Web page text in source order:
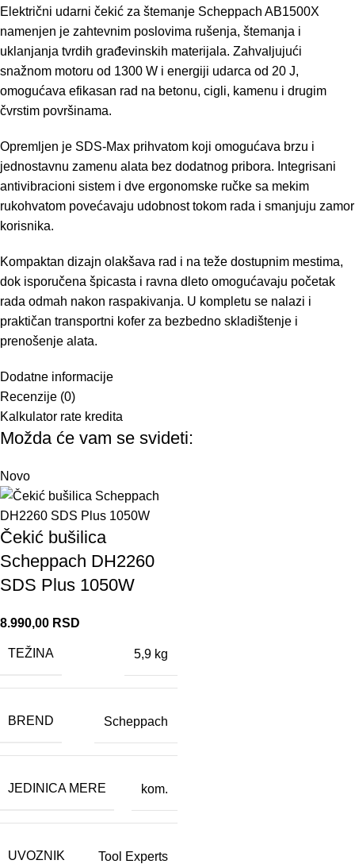
Električni udarni čekić za štemanje Scheppach AB1500X
namenjen je zahtevnim poslovima rušenja, štemanja i
uklanjanja tvrdih građevinskih materijala. Zahvaljujući
snažnom motoru od 1300 W i energiji udarca od 20 J,
omogućava efikasan rad na betonu, cigli, kamenu i drugim
čvrstim površinama.
Opremljen je SDS-Max prihvatom koji omogućava brzu i
jednostavnu zamenu alata bez dodatnog pribora. Integrisani
antivibracioni sistem i dve ergonomske ručke sa mekim
rukohvatom povećavaju udobnost tokom rada i smanjuju zamor
korisnika.
Kompaktan dizajn olakšava rad i na teže dostupnim mestima,
dok isporučena špicasta i ravna dleto omogućavaju početak
rada odmah nakon raspakivanja. U kompletu se nalazi i
praktičan transportni kofer za bezbedno skladištenje i
prenošenje alata.
Dodatne informacije
Recenzije (0)
Kalkulator rate kredita
Možda će vam se svideti:
Novo
Čekić bušilica
Scheppach DH2260
SDS Plus 1050W
8.990,00 RSD
TEŽINA 5,9 kg
BREND Scheppach
JEDINICA MERE kom.
UVOZNIK Tool Experts